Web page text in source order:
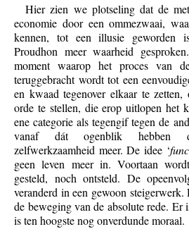
Hier zien we plotseling dat de
economie door een ommezwaai,
kennen, tot een illusie geworden
Proudhon meer waarheid
moment waarop het proces van
teruggebracht wordt tot een
en kwaad tegenover elkaar te
orde te stellen, die erop uitlopen het
ene categorie als tegengif tegen de
vanaf dát ogenblik hebben
zelfwerkzaamheid meer. De idee ‘
geen leven meer in. Voortaan
gesteld, noch ontsteld. De
veranderd in een gewoon
de beweging van de absolute rede. Er
is ten hoogste nog onverdunde moraal.